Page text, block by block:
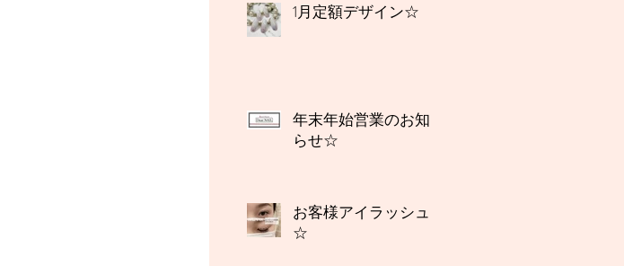
1月定額デザイン☆
年末年始営業のお知
らせ☆
お客様アイラッシュ
☆